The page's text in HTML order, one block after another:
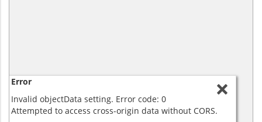
Error
Invalid objectData setting. Error code: 0
Attempted to access cross-origin data without CORS.